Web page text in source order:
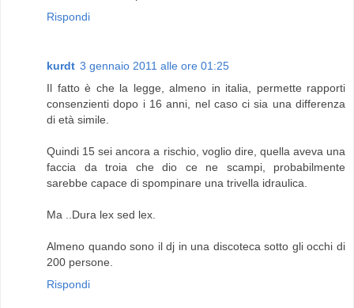
Rispondi
kurdt 3 gennaio 2011 alle ore 01:25
Il fatto è che la legge, almeno in italia, permette rapporti
consenzienti dopo i 16 anni, nel caso ci sia una differenza
di età simile.
Quindi 15 sei ancora a rischio, voglio dire, quella aveva una
faccia da troia che dio ce ne scampi, probabilmente
sarebbe capace di spompinare una trivella idraulica.
Ma ..Dura lex sed lex.
Almeno quando sono il dj in una discoteca sotto gli occhi di
200 persone.
Rispondi